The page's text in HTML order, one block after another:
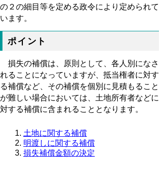
の２の細目等を定める政令により定められて
います。
ポイント
損失の補償は、原則として、各人別になさ
れることになっていますが、抵当権者に対す
る補償など、その補償を個別に見積もること
が難しい場合においては、土地所有者などに
対する補償に含まれることとなります。
土地に関する補償
明渡しに関する補償
損失補償金額の決定